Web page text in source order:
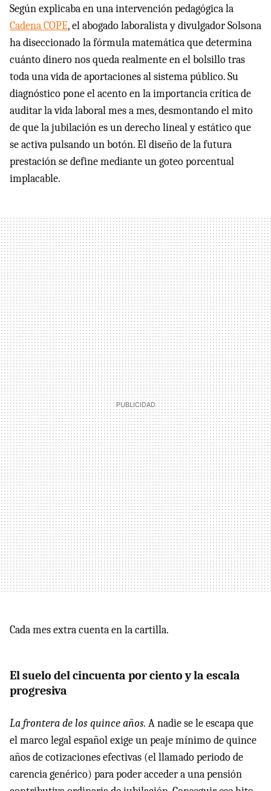
Según explicaba en una intervención pedagógica la
Cadena COPE, el abogado laboralista y divulgador Solsona
ha diseccionado la fórmula matemática que determina
cuánto dinero nos queda realmente en el bolsillo tras
toda una vida de aportaciones al sistema público. Su
diagnóstico pone el acento en la importancia crítica de
auditar la vida laboral mes a mes, desmontando el mito
de que la jubilación es un derecho lineal y estático que
se activa pulsando un botón. El diseño de la futura
prestación se define mediante un goteo porcentual
implacable.
Cada mes extra cuenta en la cartilla.
El suelo del cincuenta por ciento y la escala
progresiva
La frontera de los quince años. A nadie se le escapa que
el marco legal español exige un peaje mínimo de quince
años de cotizaciones efectivas (el llamado periodo de
carencia genérico) para poder acceder a una pensión